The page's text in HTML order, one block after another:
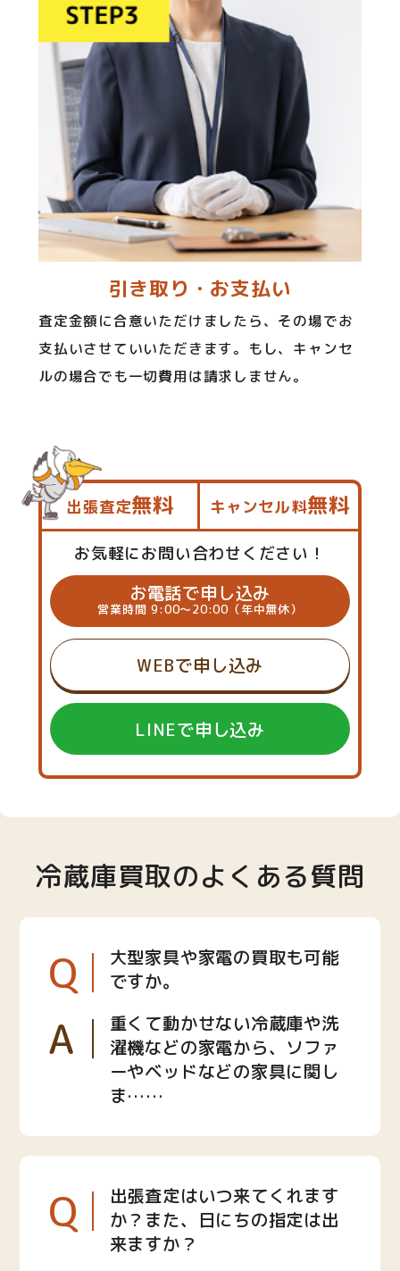
引き取り・お支払い
査定金額に合意いただけましたら、その場でお
支払いさせていいただきます。もし、キャンセ
ルの場合でも一切費用は請求しません。
出張査定無料 キャンセル料無料
お気軽にお問い合わせください！
お電話で申し込み
営業時間 9:00～20:00（年中無休）
WEBで申し込み
LINEで申し込み
冷蔵庫買取のよくある質問
Q
大型家具や家電の買取も可能
ですか。
A
重くて動かせない冷蔵庫や洗
濯機などの家電から、ソファ
ーやベッドなどの家具に関し
ま……
Q
出張査定はいつ来てくれます
か？また、日にちの指定は出
来ますか？